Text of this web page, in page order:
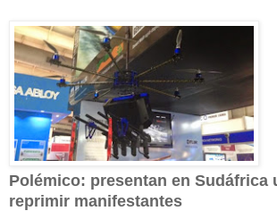
Polémico: presentan en Sudáfrica
reprimir manifestantes